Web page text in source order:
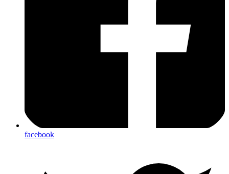
facebook